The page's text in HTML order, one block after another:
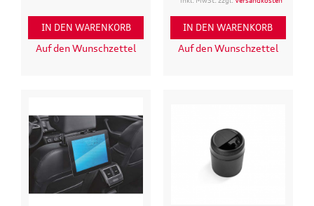
IN DEN WARENKORB
Auf den Wunschzettel
IN DEN WARENKORB
Auf den Wunschzettel